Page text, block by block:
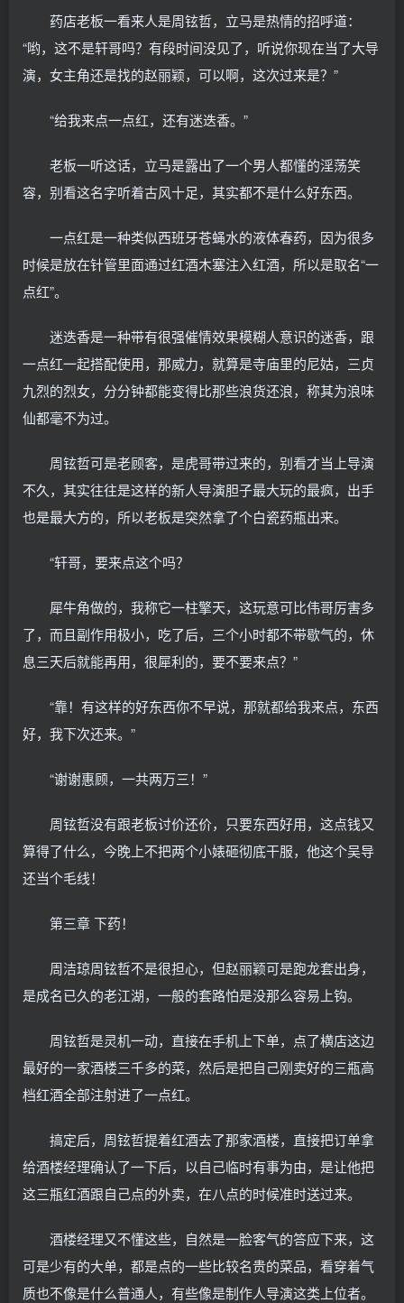
药店老板一看来人是周铉哲，立马是热情的招呼道：
“哟，这不是轩哥吗？有段时间没见了，听说你现在当了大导
演，女主角还是找的赵丽颖，可以啊，这次过来是？”
“给我来点一点红，还有迷迭香。”
老板一听这话，立马是露出了一个男人都懂的淫荡笑
容，别看这名字听着古风十足，其实都不是什么好东西。
一点红是一种类似西班牙苍蝇水的液体春药，因为很多
时候是放在针管里面通过红酒木塞注入红酒，所以是取名“一
点红”。
迷迭香是一种带有很强催情效果模糊人意识的迷香，跟
一点红一起搭配使用，那威力，就算是寺庙里的尼姑，三贞
九烈的烈女，分分钟都能变得比那些浪货还浪，称其为浪味
仙都毫不为过。
周铉哲可是老顾客，是虎哥带过来的，别看才当上导演
不久，其实往往是这样的新人导演胆子最大玩的最疯，出手
也是最大方的，所以老板是突然拿了个白瓷药瓶出来。
“轩哥，要来点这个吗？
犀牛角做的，我称它一柱擎天，这玩意可比伟哥厉害多
了，而且副作用极小，吃了后，三个小时都不带歇气的，休
息三天后就能再用，很犀利的，要不要来点？”
“靠！有这样的好东西你不早说，那就都给我来点，东西
好，我下次还来。”
“谢谢惠顾，一共两万三！”
周铉哲没有跟老板讨价还价，只要东西好用，这点钱又
算得了什么，今晚上不把两个小婊砸彻底干服，他这个吴导
还当个毛线！
第三章 下药！
周洁琼周铉哲不是很担心，但赵丽颖可是跑龙套出身，
是成名已久的老江湖，一般的套路怕是没那么容易上钩。
周铉哲是灵机一动，直接在手机上下单，点了横店这边
最好的一家酒楼三千多的菜，然后是把自己刚卖好的三瓶高
档红酒全部注射进了一点红。
搞定后，周铉哲提着红酒去了那家酒楼，直接把订单拿
给酒楼经理确认了一下后，以自己临时有事为由，是让他把
这三瓶红酒跟自己点的外卖，在八点的时候准时送过来。
酒楼经理又不懂这些，自然是一脸客气的答应下来，这
可是少有的大单，都是点的一些比较名贵的菜品，看穿着气
质也不像是什么普通人，有些像是制作人导演这类上位者。